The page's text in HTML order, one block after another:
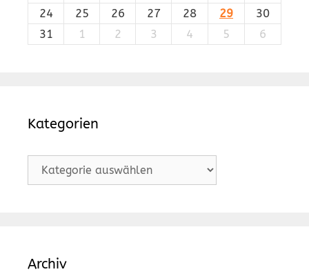
24
25 26 27 28 29
30
31
1 2 3 4 5 6
Kategorien
Kategorien
Archiv